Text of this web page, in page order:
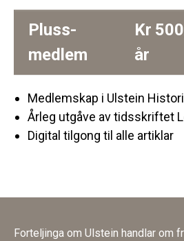
Pluss-
medlem
Kr
år
Medlemskap i Ulstein
Årleg utgåve av tidsskriftet
Digital tilgong til alle artiklar
Forteljinga om Ulstein handlar om